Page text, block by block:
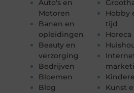
Auto's en
Motoren
Banen en
opleidingen
Beauty en
verzorging
Bedrijven
Bloemen
Blog
Hobby
tijd
Horeca
Kunst